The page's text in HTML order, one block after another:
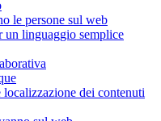
le persone sul web
un linguaggio semplice
dei contenuti